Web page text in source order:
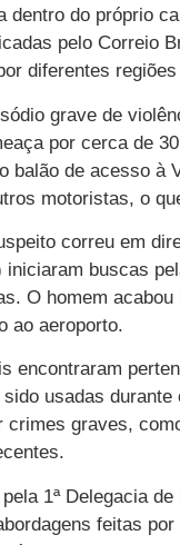
dentro do próprio
pelo Correio
diferentes
grave de
por cerca de
balão de acesso à
motoristas, o
correu em
buscas
O homem
ao aeroporto.
encontraram
usadas
crimes graves,
1ª Delegacia
feitas